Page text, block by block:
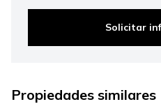
Solicitar
Propiedades similares
750.000 €